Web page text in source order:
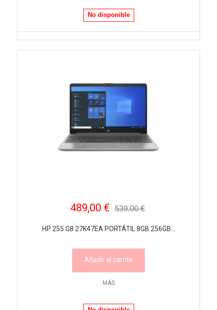
No disponible
489,00 € 539,00 €
HP 255 G8 27K47EA PORTÁTIL 8GB 256GB...
Añadir al carrito
MÁS